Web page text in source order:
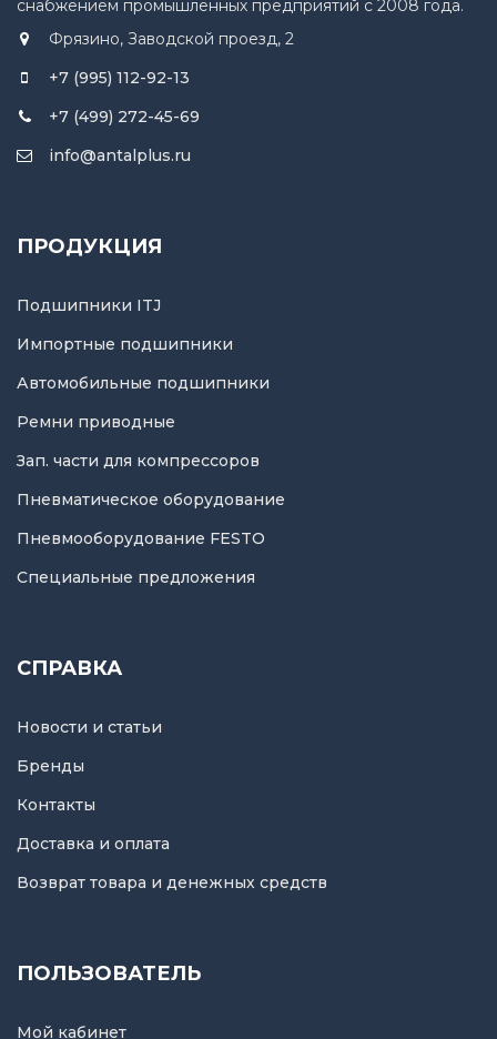
снабжением промышленных предприятий с 2008 года.
Фрязино, Заводской проезд, 2
+7 (995) 112-92-13
+7 (499) 272-45-69
info@antalplus.ru
ПРОДУКЦИЯ
Подшипники ITJ
Импортные подшипники
Автомобильные подшипники
Ремни приводные
Зап. части для компрессоров
Пневматическое оборудование
Пневмооборудование FESTO
Специальные предложения
СПРАВКА
Новости и статьи
Бренды
Контакты
Доставка и оплата
Возврат товара и денежных средств
ПОЛЬЗОВАТЕЛЬ
Мой кабинет